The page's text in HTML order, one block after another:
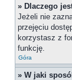
» Dlaczego
Jeżeli nie
przejęciu
korzystasz z
funkcję.
Góra
» W jaki